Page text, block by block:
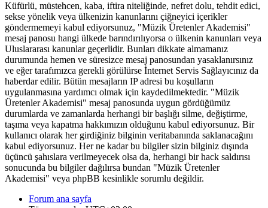
Küfürlü, müstehcen, kaba, iftira niteliğinde, nefret dolu, tehdit edici,
sekse yönelik veya ülkenizin kanunlarını çiğneyici içerikler
göndermemeyi kabul ediyorsunuz, "Müzik Üretenler Akademisi"
mesaj panosu hangi ülkede barındırılıyorsa o ülkenin kanunları veya
Uluslararası kanunlar geçerlidir. Bunları dikkate almamanız
durumunda hemen ve süresizce mesaj panosundan yasaklanırsınız
ve eğer tarafımızca gerekli görülürse İnternet Servis Sağlayıcınız da
haberdar edilir. Bütün mesajların IP adresi bu koşulların
uygulanmasına yardımcı olmak için kaydedilmektedir. "Müzik
Üretenler Akademisi" mesaj panosunda uygun gördüğümüz
durumlarda ve zamanlarda herhangi bir başlığı silme, değiştirme,
taşıma veya kapatma hakkımızın olduğunu kabul ediyorsunuz. Bir
kullanıcı olarak her girdiğiniz bilginin veritabanında saklanacağını
kabul ediyorsunuz. Her ne kadar bu bilgiler sizin bilginiz dışında
üçüncü şahıslara verilmeyecek olsa da, herhangi bir hack saldırısı
sonucunda bu bilgiler dağılırsa bundan "Müzik Üretenler
Akademisi" veya phpBB kesinlikle sorumlu değildir.
Forum ana sayfa